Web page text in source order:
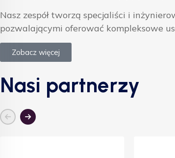
Nasz zespół tworzą specjaliści i
pozwalającymi oferować kompleksowe
Zobacz więcej
Nasi partnerzy